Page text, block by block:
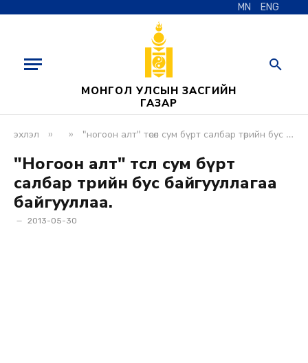
MN ENG
МОНГОЛ УЛСЫН ЗАСГИЙН
ГАЗАР
эхлэл » » "ногоон алт" төсөл сум бүрт салбар төрийн бус байгууллагаа байгууллаа.
"Ногоон алт" төсөл сум бүрт
салбар төрийн бус байгууллагаа
байгууллаа.
2013-05-30